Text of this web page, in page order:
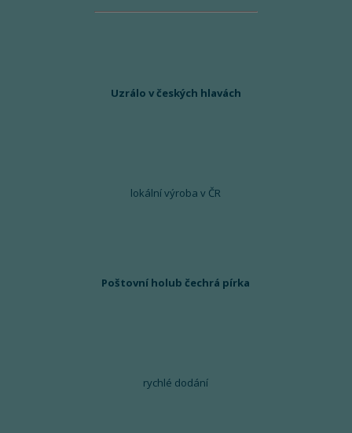
Uzrálo v českých hlavách
lokální výroba v ČR
Poštovní holub čechrá pírka
rychlé dodání